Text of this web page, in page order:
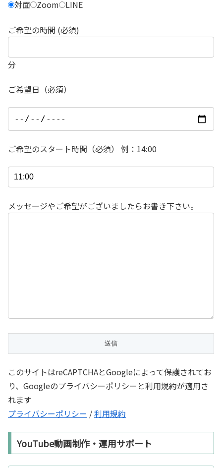
対面 Zoom LINE
ご希望の時間 (必須)
分
ご希望日（必須）
ご希望のスタート時間（必須） 例：14:00
メッセージやご希望がございましたらお書き下さい。
このサイトはreCAPTCHAとGoogleによって保護されてお
り、Googleのプライバシーポリシーと利用規約が適用さ
れます
プライバシーポリシー /利用規約
YouTube動画制作・運用サポート